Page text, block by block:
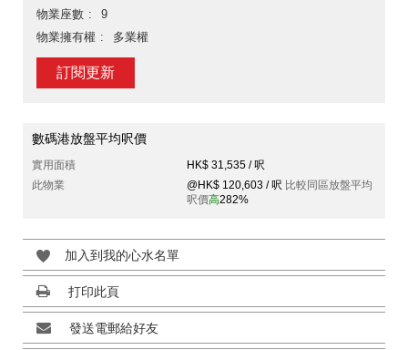
物業座數
9
物業擁有權
多業權
訂閱更新
數碼港放盤平均呎價
實用面積
HK$ 31,535 / 呎
此物業
@HK$ 120,603 / 呎 比較同區放盤平均
呎價高282%
加入到我的心水名單
打印此頁
發送電郵給好友